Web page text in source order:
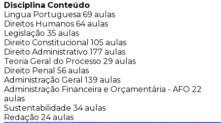
Disciplina Conteúdo
Lingua Portuguesa 69 aulas
Direitos Humanos 64 aulas
Legislação 35 aulas
Direito Constitucional 105 aulas
Direito Administrativo 177 aulas
Teoria Geral do Processo 29 aulas
Direito Penal 56 aulas
Administração Geral 139 aulas
Administração Financeira e Orçamentária - AFO 22
aulas
Sustentabilidade 34 aulas
Redação 24 aulas